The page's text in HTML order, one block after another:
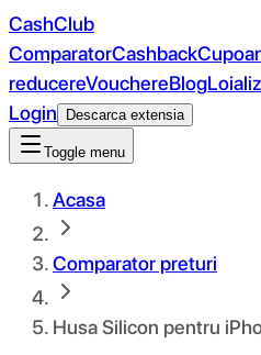
CashClub
ComparatorCashback
reducereVouchereBlog
Login
Descarca extensia
Toggle menu
Acasa
Comparator preturi
Husa Silicon pentru